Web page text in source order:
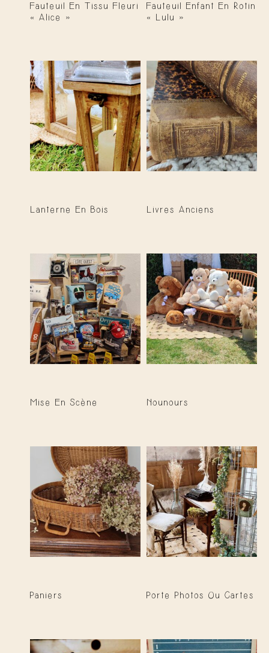
Fauteuil En Tissu Fleuri
« Alice »
Fauteuil Enfant En Rotin
« Lulu »
Lanterne En Bois Livres Anciens
Mise En Scène Nounours
Paniers Porte Photos Ou Cartes